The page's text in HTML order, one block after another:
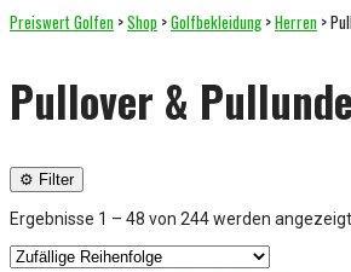
Preiswert Golfen >Shop >Golfbekleidung >Herren >
Pullover &
⚙ Filter
Ergebnisse 1 – 48 von 244 werden angezeigt